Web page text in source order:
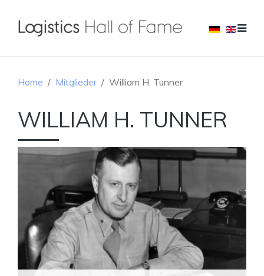
Home Mitglieder William H. Tunner
WILLIAM H. TUNNER